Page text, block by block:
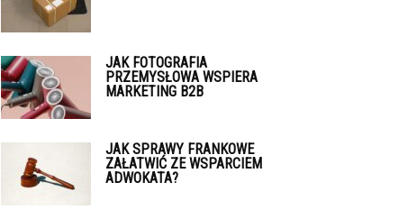
JAK FOTOGRAFIA
PRZEMYSŁOWA WSPIERA
MARKETING B2B
JAK SPRAWY FRANKOWE
ZAŁATWIĆ ZE WSPARCIEM
ADWOKATA?